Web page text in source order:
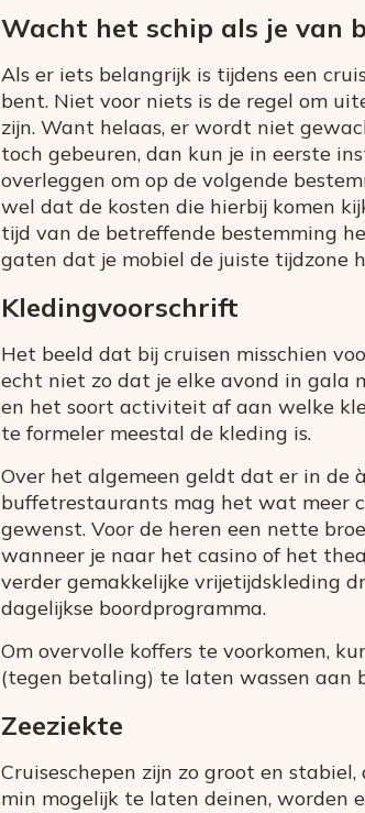
Wacht het schip als je van
Als er iets belangrijk is tijdens een
bent. Niet voor niets is de regel om
zijn. Want helaas, er wordt niet
toch gebeuren, dan kun je in eerste
overleggen om op de volgende
wel dat de kosten die hierbij komen
tijd van de betreffende bestemming
gaten dat je mobiel de juiste tijdzone
Kledingvoorschrift
Het beeld dat bij cruisen misschien
echt niet zo dat je elke avond in gala
en het soort activiteit af aan welke
te formeler meestal de kleding is.
Over het algemeen geldt dat er in
buffetrestaurants mag het wat meer
gewenst. Voor de heren een nette
wanneer je naar het casino of het
verder gemakkelijke vrijetijdskleding
dagelijkse boordprogramma.
Om overvolle koffers te voorkomen,
(tegen betaling) te laten wassen aan
Zeeziekte
Cruiseschepen zijn zo groot en
min mogelijk te laten deinen, worden